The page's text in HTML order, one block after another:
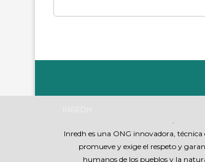
.
Inredh es una ONG innovadora,
promueve y exige el respeto y
humanos de los pueblos y la